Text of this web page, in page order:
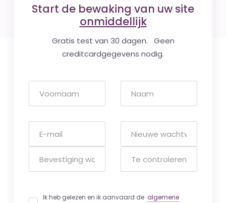
Start de bewaking van uw site
onmiddellijk
Gratis test van 30 dagen. Geen
creditcardgegevens nodig.
Ik heb gelezen en ik aanvaard de algemene